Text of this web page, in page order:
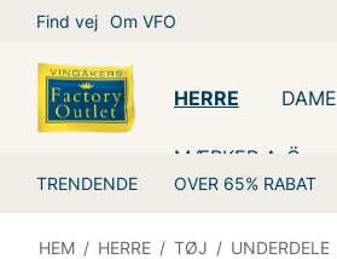
Find vej Om VFO
HERRE
TRENDENDE OVER 65% RABAT
DAME
MÆRKER A-Ö
HEM / HERRE / TØJ / UNDERDELE